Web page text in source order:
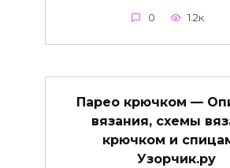
0 1.2к.
Парео крючком —
вязания, схемы
крючком и
Узорчик.ру